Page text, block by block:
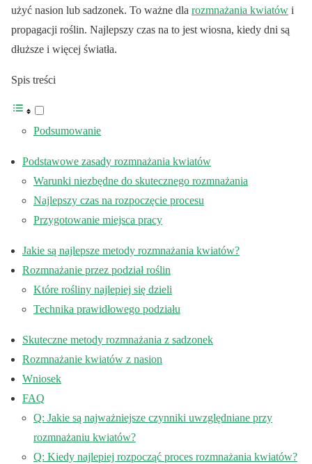
użyć nasion lub sadzonek. To ważne dla rozmnażania kwiatów i
propagacji roślin. Najlepszy czas na to jest wiosna, kiedy dni są
dłuższe i więcej światła.
Spis treści
Podsumowanie
Podstawowe zasady rozmnażania kwiatów
Warunki niezbędne do skutecznego rozmnażania
Najlepszy czas na rozpoczęcie procesu
Przygotowanie miejsca pracy
Jakie są najlepsze metody rozmnażania kwiatów?
Rozmnażanie przez podział roślin
Które rośliny najlepiej się dzieli
Technika prawidłowego podziału
Skuteczne metody rozmnażania z sadzonek
Rozmnażanie kwiatów z nasion
Wniosek
FAQ
Q: Jakie są najważniejsze czynniki uwzględniane przy
rozmnażaniu kwiatów?
Q: Kiedy najlepiej rozpocząć proces rozmnażania kwiatów?